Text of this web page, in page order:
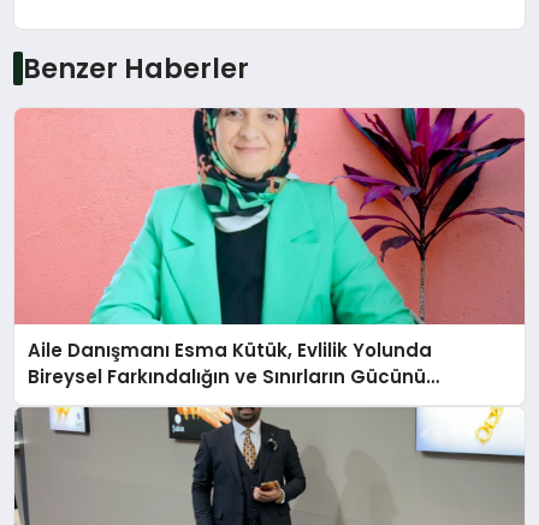
Benzer Haberler
Aile Danışmanı Esma Kütük, Evlilik Yolunda
Bireysel Farkındalığın ve Sınırların Gücünü
Anlatıyor